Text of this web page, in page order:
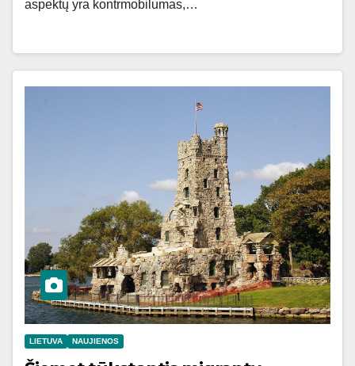
aspektų yra kontrmobilumas,…
LIETUVA NAUJIENOS